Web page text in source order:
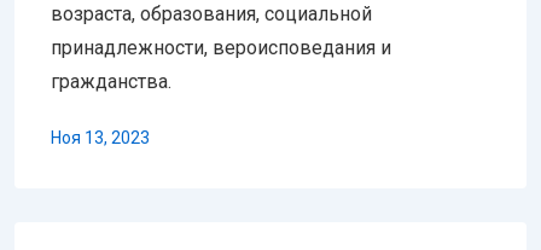
возраста, образования, социальной
принадлежности, вероисповедания и
гражданства.
Ноя 13, 2023